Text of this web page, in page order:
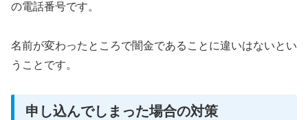
の電話番号です。
名前が変わったところで闇金であることに違いはないとい
うことです。
申し込んでしまった場合の対策